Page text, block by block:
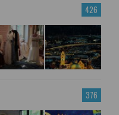
426
376